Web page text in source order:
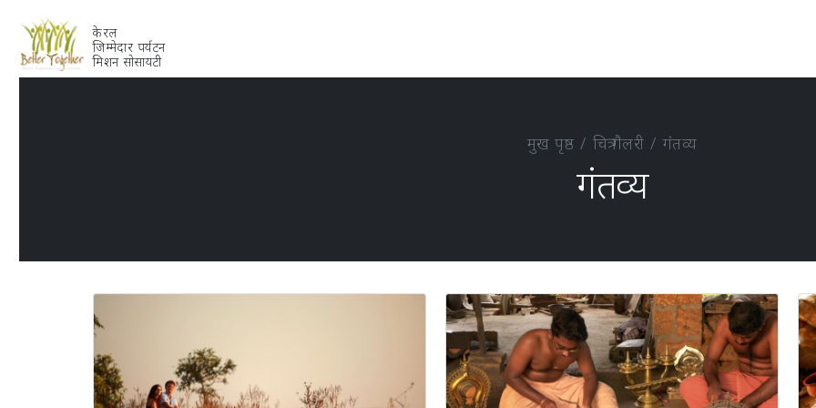
केरल
जिम्मेदार पर्यटन
मिशन सोसायटी
मुख पृष्ठ चित्र गैलरी गंतव्य
गंतव्य